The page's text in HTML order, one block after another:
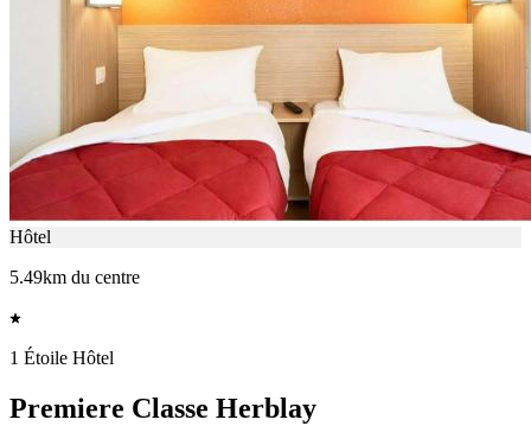
Hôtel
5.49km du centre
1 Étoile Hôtel
Premiere Classe Herblay